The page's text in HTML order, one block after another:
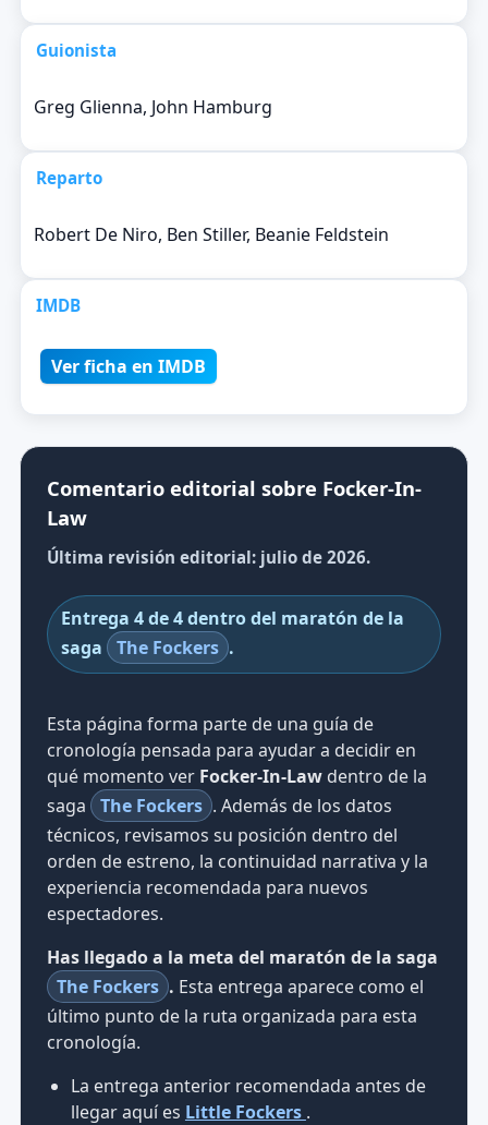
Guionista
Greg Glienna, John Hamburg
Reparto
Robert De Niro, Ben Stiller, Beanie Feldstein
IMDB
Ver ficha en IMDB
Comentario editorial sobre Focker-In-
Law
Última revisión editorial: julio de 2026.
Entrega 4 de 4 dentro del maratón de la
saga
The Fockers .
Esta página forma parte de una guía de
cronología pensada para ayudar a decidir en
qué momento ver Focker-In-Lawdentro de la
saga
The Fockers . Además de los datos
técnicos, revisamos su posición dentro del
orden de estreno, la continuidad narrativa y la
experiencia recomendada para nuevos
espectadores.
Has llegado a la meta del maratón de la saga
The Fockers . Esta entrega aparece como el
último punto de la ruta organizada para esta
cronología.
La entrega anterior recomendada antes de
llegar aquí es Little Fockers .